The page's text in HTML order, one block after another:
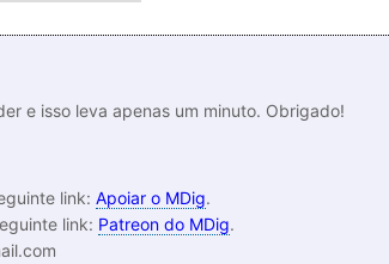
e isso leva apenas um minuto. Obrigado!
link: Apoiar o MDig.
link: Patreon do MDig.